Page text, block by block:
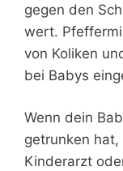
gegen den
wert.
von Koliken
bei Babys
Wenn dein
getrunken
Kinderarzt